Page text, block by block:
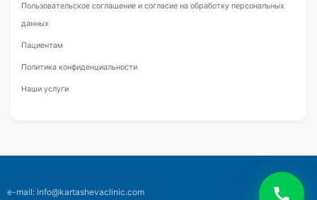
Пользовательское соглашение и согласие на обработку персональных
данных
Пациентам
Политика конфиденциальности
Наши услуги
e-mail: info@kartashevaclinic.com